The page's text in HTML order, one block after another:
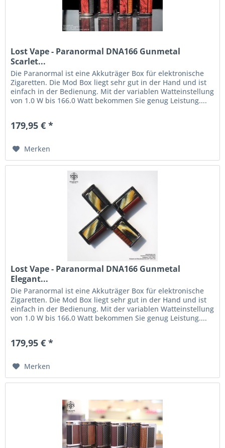
Lost Vape - Paranormal DNA166 Gunmetal
Scarlet...
Die Paranormal ist eine Akkuträger Box für elektronische
Zigaretten. Die Mod Box liegt sehr gut in der Hand und ist
einfach in der Bedienung. Mit der variablen Watteinstellung
von 1.0 W bis 166.0 Watt bekommen Sie genug Leistung....
179,95 € *
Merken
Lost Vape - Paranormal DNA166 Gunmetal
Elegant...
Die Paranormal ist eine Akkuträger Box für elektronische
Zigaretten. Die Mod Box liegt sehr gut in der Hand und ist
einfach in der Bedienung. Mit der variablen Watteinstellung
von 1.0 W bis 166.0 Watt bekommen Sie genug Leistung....
179,95 € *
Merken